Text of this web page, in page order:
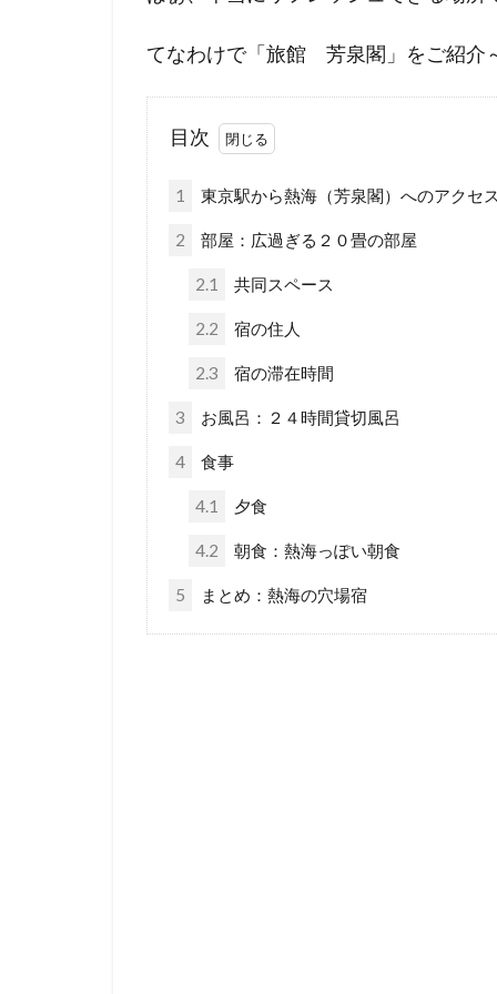
てなわけで「旅館 芳泉閣」をご紹介
目次
1 東京駅から熱海（芳泉閣）へのアクセ
2 部屋：広過ぎる２０畳の部屋
2.1 共同スペース
2.2 宿の住人
2.3 宿の滞在時間
3 お風呂：２４時間貸切風呂
4 食事
4.1 夕食
4.2 朝食：熱海っぽい朝食
5 まとめ：熱海の穴場宿